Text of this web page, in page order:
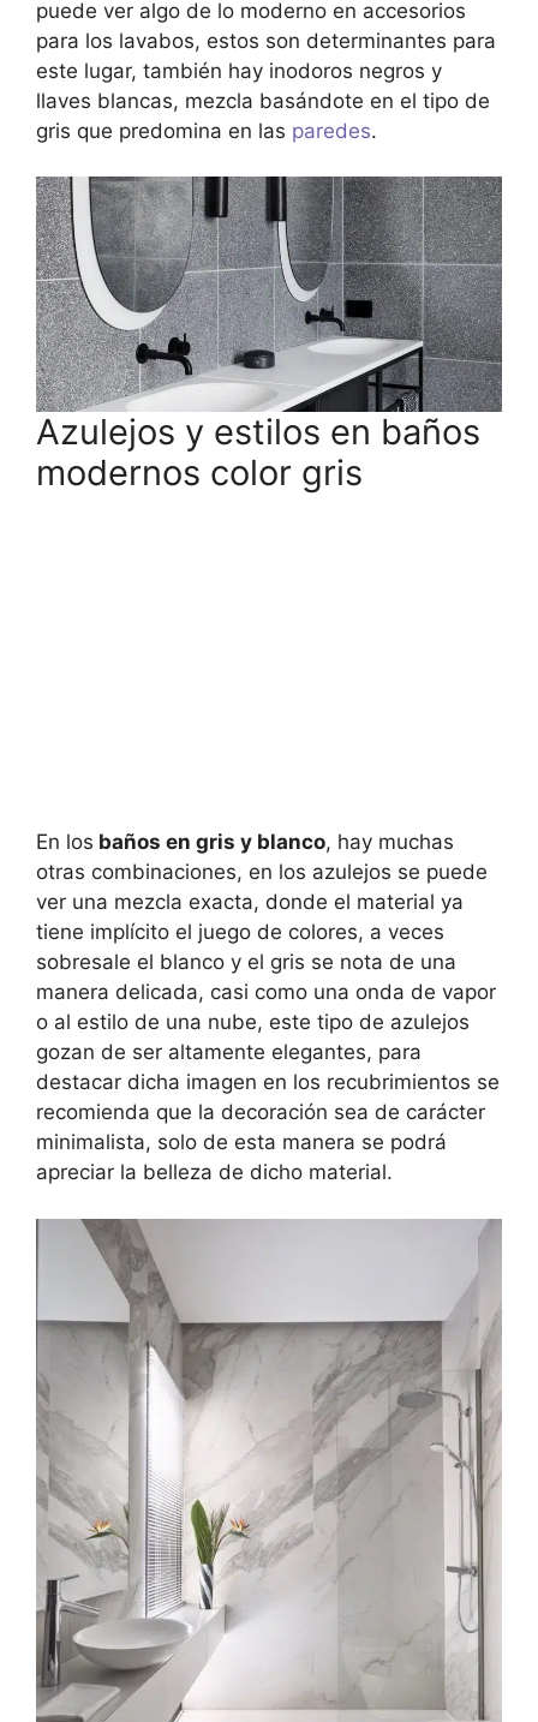
puede ver algo de lo moderno en accesorios
para los lavabos, estos son determinantes para
este lugar, también hay inodoros negros y
llaves blancas, mezcla basándote en el tipo de
gris que predomina en las paredes.
Azulejos y estilos en baños
modernos color gris
En los baños en gris y blanco, hay muchas
otras combinaciones, en los azulejos se puede
ver una mezcla exacta, donde el material ya
tiene implícito el juego de colores, a veces
sobresale el blanco y el gris se nota de una
manera delicada, casi como una onda de vapor
o al estilo de una nube, este tipo de azulejos
gozan de ser altamente elegantes, para
destacar dicha imagen en los recubrimientos se
recomienda que la decoración sea de carácter
minimalista, solo de esta manera se podrá
apreciar la belleza de dicho material.